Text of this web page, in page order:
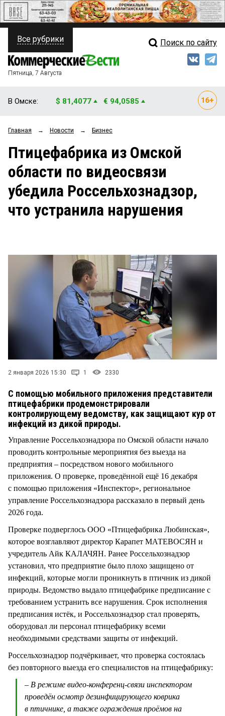
ПОЛИТИКА
ФИНАНСЫ
ОБЩЕСТВО
ЗАКОН
Свежий выпуск
Рейтинги
Блоги
Архив
Все рубрики Поиск по сайту
Пятница, 7 Августа
В Омске: $ 81,4077 € 94,0585
Главная → Новости → Бизнес
Птицефабрика из Омской
области по видеосвязи
убедила Россельхознадзор,
что устранила нарушения
2 января 2026 15:30 1 2330
С помощью мобильного приложения представители
птицефабрики продемонстрировали
контролирующему ведомству, как защищают кур от
инфекций из дикой природы.
Управление Россельхознадзора по Омской области начало
проводить контрольные мероприятия без выезда на
предприятия – посредством нового мобильного
приложения. О проверке, проведённой ещё 16 декабря
с помощью приложения «Инспектор», региональное
управление Россельхознадзора рассказало в первый день
2026 года.
Проверке подверглось ООО «Птицефабрика Любинская»,
которое возглавляют директор Карапет МАТЕВОСЯН и
учредитель Айк КАЛАЧЯН. Ранее Россельхознадзор
установил, что предприятие было плохо защищено от
инфекций, которые могли проникнуть в птичник из дикой
природы. Ведомство выдало птицефабрике предписание с
требованием устранить все нарушения. Срок исполнения
предписания истёк, и Россельхознадзор стал проверять,
оборудовал ли персонал птицефабрику всеми
необходимыми средствами защиты от инфекций.
Россельхознадзор подчёркивает, что проверка состоялась
без повторного выезда его специалистов на птицефабрику:
– В режиме видео-конференц-связи инспектором
проведён осмотр дезинфицирующего коврика
в птичнике, а также ограждения проёмов на